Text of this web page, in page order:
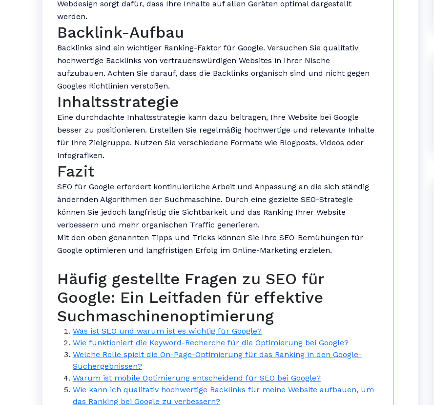
Webdesign sorgt dafür, dass Ihre Inhalte auf allen Geräten optimal dargestellt
werden.
Backlink-Aufbau
Backlinks sind ein wichtiger Ranking-Faktor für Google. Versuchen Sie qualitativ
hochwertige Backlinks von vertrauenswürdigen Websites in Ihrer Nische
aufzubauen. Achten Sie darauf, dass die Backlinks organisch sind und nicht gegen
Googles Richtlinien verstoßen.
Inhaltsstrategie
Eine durchdachte Inhaltsstrategie kann dazu beitragen, Ihre Website bei Google
besser zu positionieren. Erstellen Sie regelmäßig hochwertige und relevante Inhalte
für Ihre Zielgruppe. Nutzen Sie verschiedene Formate wie Blogposts, Videos oder
Infografiken.
Fazit
SEO für Google erfordert kontinuierliche Arbeit und Anpassung an die sich ständig
ändernden Algorithmen der Suchmaschine. Durch eine gezielte SEO-Strategie
können Sie jedoch langfristig die Sichtbarkeit und das Ranking Ihrer Website
verbessern und mehr organischen Traffic generieren.
Mit den oben genannten Tipps und Tricks können Sie Ihre SEO-Bemühungen für
Google optimieren und langfristigen Erfolg im Online-Marketing erzielen.
Häufig gestellte Fragen zu SEO für
Google: Ein Leitfaden für effektive
Suchmaschinenoptimierung
Was ist SEO und warum ist es wichtig für Google?
Wie funktioniert die Keyword-Recherche für die Optimierung bei Google?
Welche Rolle spielt die On-Page-Optimierung für das Ranking in den Google-
Suchergebnissen?
Warum ist mobile Optimierung entscheidend für SEO bei Google?
Wie kann ich qualitativ hochwertige Backlinks für meine Website aufbauen, um
das Ranking bei Google zu verbessern?